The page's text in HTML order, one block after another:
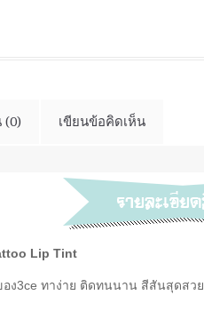
(0) เขียนข้อคิดเห็น
Lip Tint
ง3ce ทาง่าย ติดทนนาน สีสันสุดสวย